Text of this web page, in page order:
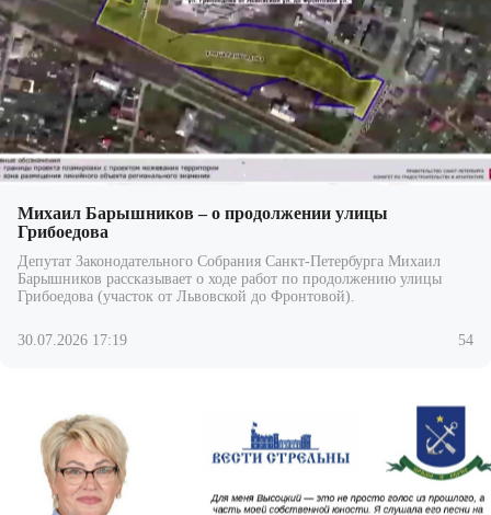
Михаил Барышников – о продолжении улицы
Грибоедова
Депутат Законодательного Собрания Санкт-Петербурга Михаил
Барышников рассказывает о ходе работ по продолжению улицы
Грибоедова (участок от Львовской до Фронтовой).
30.07.2026 17:19 54